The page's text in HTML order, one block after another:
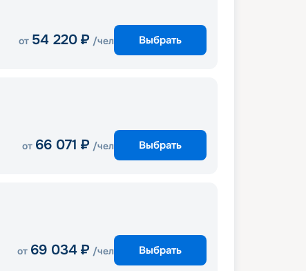
от 54 220 ₽ /чел Выбрать
от 66 071 ₽ /чел Выбрать
от 69 034 ₽ /чел Выбрать